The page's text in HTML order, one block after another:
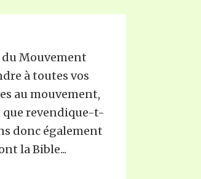
Mouvement
à toutes vos
au mouvement,
que revendique-t-
donc également
la Bible...